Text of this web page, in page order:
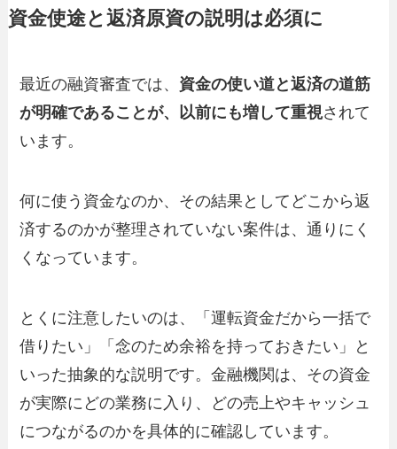
資金使途と返済原資の説明は必須に
最近の融資審査では、 資金の使い道と返済の道筋
が明確であることが、以前にも増して重視されて
います。
何に使う資金なのか、その結果としてどこから返
済するのかが整理されていない案件は、通りにく
くなっています。
とくに注意したいのは、「運転資金だから一括で
借りたい」「念のため余裕を持っておきたい」と
いった抽象的な説明です。金融機関は、その資金
が実際にどの業務に入り、どの売上やキャッシュ
につながるのかを具体的に確認しています。